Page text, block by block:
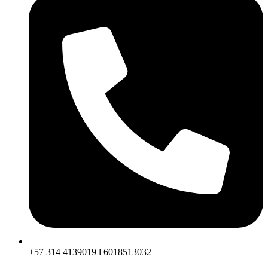
+57 314 4139019 l 6018513032